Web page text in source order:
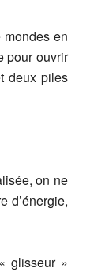
en
pour ouvrir
deux piles
on ne
d’énergie,
glisseur »